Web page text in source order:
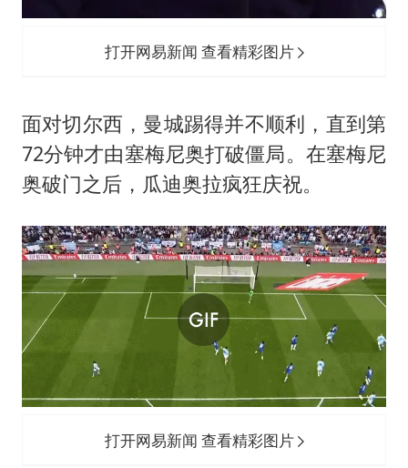
打开网易新闻 查看精彩图片
面对切尔西，曼城踢得并不顺利，直到第
72分钟才由塞梅尼奥打破僵局。在塞梅尼
奥破门之后，瓜迪奥拉疯狂庆祝。
打开网易新闻 查看精彩图片